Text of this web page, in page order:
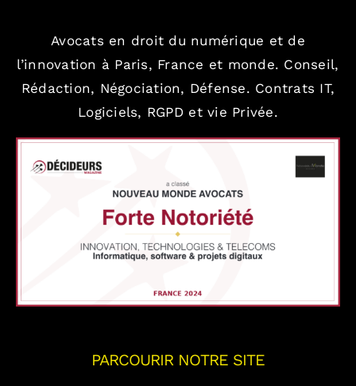
Avocats en droit du numérique et de
l’innovation à Paris, France et monde. Conseil,
Rédaction, Négociation, Défense. Contrats IT,
Logiciels, RGPD et vie Privée.
PARCOURIR NOTRE SITE